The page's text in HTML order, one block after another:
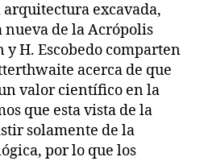
excavada,
de la Acrópolis
y H. Escobedo comparten
acerca de que
valor científico en la
que esta vista de la
solamente de la
por lo que los